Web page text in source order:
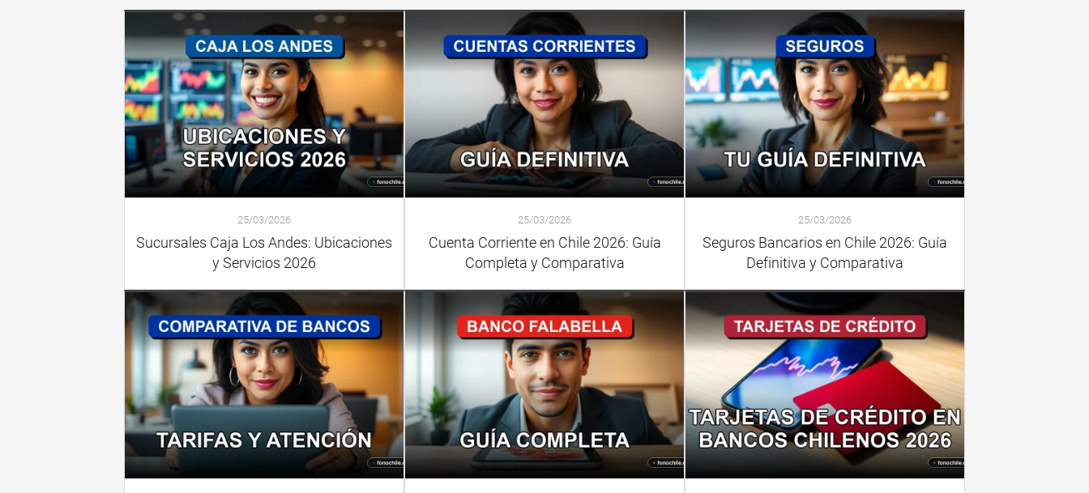
25/03/2026
Sucursales Caja Los Andes: Ubicaciones
y Servicios 2026
25/03/2026
Cuenta Corriente en Chile 2026: Guía
Completa y Comparativa
25/03/2026
Seguros Bancarios en Chile 2026: Guía
Definitiva y Comparativa